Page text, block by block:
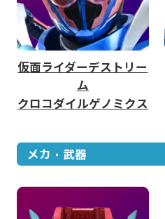
仮面ライダーデストリー
ム
クロコダイルゲノミクス
メカ・武器